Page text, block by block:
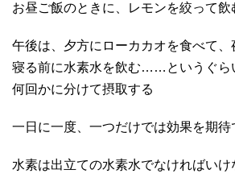
お昼ご飯のときに、レモンを絞って飲
午後は、夕方にローカカオを食べて、
寝る前に水素水を飲む……というぐら
何回かに分けて摂取する
一日に一度、一つだけでは効果を期待
水素は出立ての水素水でなければい